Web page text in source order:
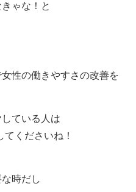
ゃな！と
性の働きやすさの改善を
ている人は
くださいね！
時だし